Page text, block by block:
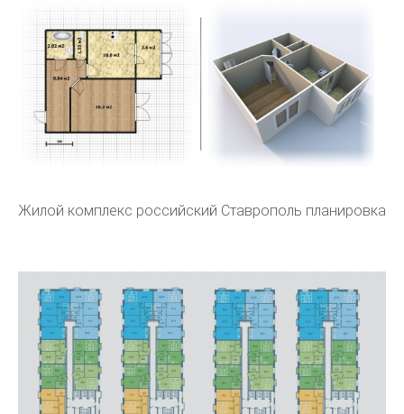
Жилой комплекс российский Ставрополь планировка